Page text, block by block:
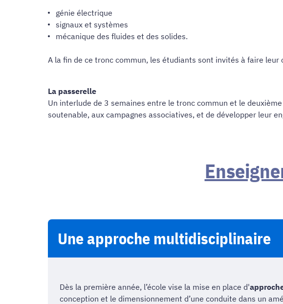
génie électrique
signaux et systèmes
mécanique des fluides et des solides.
A la fin de ce tronc commun, les étudiants sont invités à faire leur
La passerelle
Un interlude de 3 semaines entre le tronc commun et le
soutenable, aux campagnes associatives, et de développer leur
Une approche multidisciplinaire
Dès la première année, l’école vise la mise en place d'
conception et le dimensionnement d’une conduite dans un